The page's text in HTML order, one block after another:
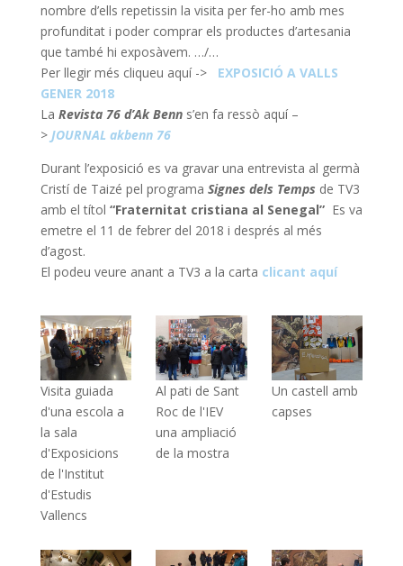
nombre d’ells repetissin la visita per fer-ho amb mes
profunditat i poder comprar els productes d’artesania
que també hi exposàvem. …/…
Per llegir més cliqueu aquí -> EXPOSICIÓ A VALLS
GENER 2018
La Revista 76 d’Ak Benns’en fa ressò aquí –
> JOURNAL akbenn 76
Durant l’exposició es va gravar una entrevista al germà
Cristí de Taizé pel programa Signes dels Temps de TV3
amb el títol “Fraternitat cristiana al Senegal” Es va
emetre el 11 de febrer del 2018 i després al més
d’agost.
El podeu veure anant a TV3 a la carta clicant aquí
Visita guiada
d'una escola a
la sala
d'Exposicions
de l'Institut
d'Estudis
Vallencs
Al pati de Sant
Roc de l'IEV
una ampliació
de la mostra
Un castell amb
capses